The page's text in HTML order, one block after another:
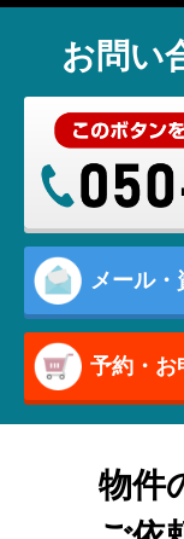
お問い
メール・
予約・お
物件